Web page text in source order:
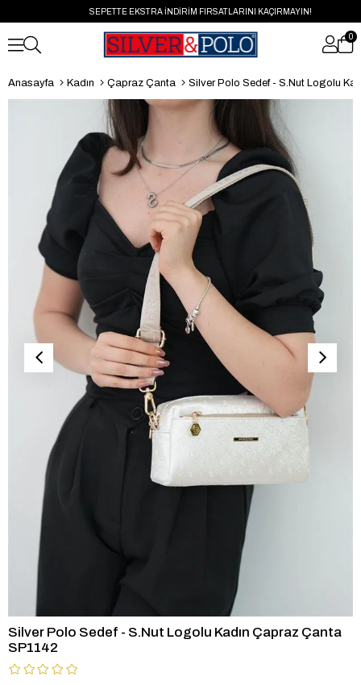
SEPETTE EKSTRA İNDİRİM FIRSATLARINI KAÇIRMAYIN!
0
Anasayfa Kadın Çapraz Çanta Silver Polo Sedef - S.Nut Logolu Kadın
Silver Polo Sedef - S.Nut Logolu Kadın Çapraz Çanta
SP1142